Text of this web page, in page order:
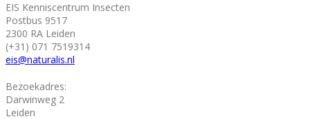
EIS Kenniscentrum Insecten
Postbus 9517
2300 RA Leiden
(+31) 071 7519314
eis@naturalis.nl
Bezoekadres:
Darwinweg 2
Leiden